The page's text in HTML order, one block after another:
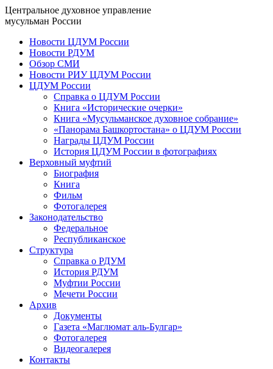
Центральное духовное управление
мусульман России
Новости ЦДУМ России
Новости РДУМ
Обзор СМИ
Новости РИУ ЦДУМ России
ЦДУМ России
Справка о ЦДУМ России
Книга «Исторические очерки»
Книга «Мусульманское духовное собрание»
«Панорама Башкортостана» о ЦДУМ России
Награды ЦДУМ России
История ЦДУМ России в фотографиях
Верховный муфтий
Биография
Книга
Фильм
Фотогалерея
Законодательство
Федеральное
Республиканское
Структура
Справка о РДУМ
История РДУМ
Муфтии России
Мечети России
Архив
Документы
Газета «Маглюмат аль-Булгар»
Фотогалерея
Видеогалерея
Контакты